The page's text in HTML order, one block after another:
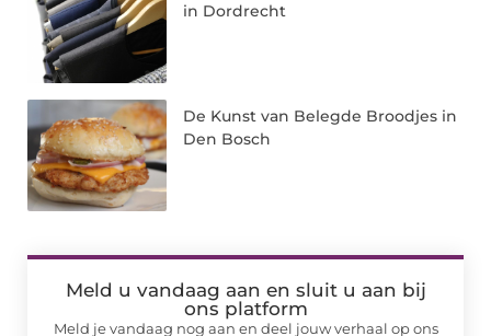
in Dordrecht
De Kunst van Belegde Broodjes in
Den Bosch
Meld u vandaag aan en sluit u aan bij
ons platform
Meld je vandaag nog aan en deel jouw verhaal op ons